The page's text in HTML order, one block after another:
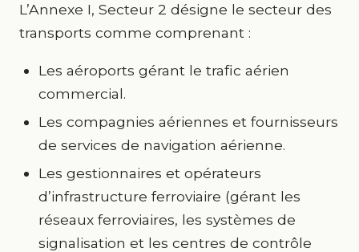
L’Annexe I, Secteur 2 désigne le secteur des
transports comme comprenant :
Les aéroports gérant le trafic aérien
commercial.
Les compagnies aériennes et fournisseurs
de services de navigation aérienne.
Les gestionnaires et opérateurs
d’infrastructure ferroviaire (gérant les
réseaux ferroviaires, les systèmes de
signalisation et les centres de contrôle